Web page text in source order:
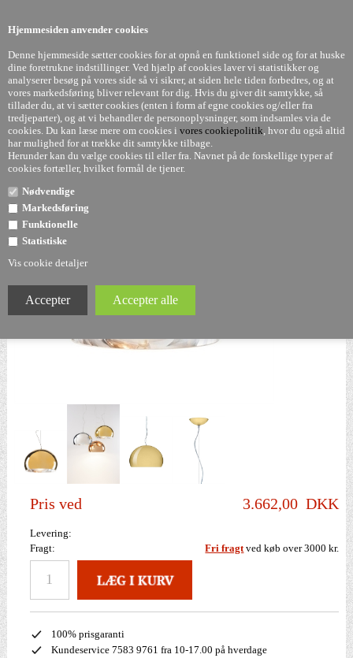
Hjemmesiden anvender cookies
Denne hjemmeside sætter cookies for at opnå en funktionel side og for at huske
dine foretrukne indstillinger. Ved hjælp af cookies laver vi statistikker og
analyserer besøg på vores side så vi sikrer, at siden hele tiden forbedres, og at
vores markedsføring bliver relevant for dig. Hvis du giver dit samtykke, så
tillader du, at vi sætter cookies (enten i form af egne cookies og/eller fra
tredjeparter), og at vi behandler de personoplysninger, som indsamles via de
cookies. Du kan læse mere om cookies i vores cookiepolitik, hvor du også altid
har mulighed for at trække dit samtykke tilbage.
Herunder kan du vælge cookies til eller fra. Navnet på de forskellige typer af
cookies fortæller, hvilket formål de tjener.
Nødvendige
Markedsføring
Funktionelle
Statistiske
Vis cookie detaljer
Kartell FLY lampe i guld - Kartell
Pris ved 3.662,00 DKK
Levering:
Fragt:
Fri fragt ved køb over 3000 kr.
100% prisgaranti
Kundeservice 7583 9761 fra 10-17.00 på hverdage